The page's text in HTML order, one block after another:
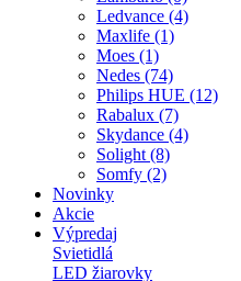
Ledvance (4)
Maxlife (1)
Moes (1)
Nedes (74)
Philips HUE (12)
Rabalux (7)
Skydance (4)
Solight (8)
Somfy (2)
Novinky
Akcie
Výpredaj
Svietidlá
LED žiarovky